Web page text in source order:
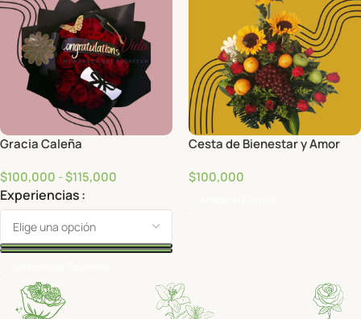
Gracia Caleña
$100,000 -$115,000
Experiencias
Cesta de Bienestar y Amor
$100,000